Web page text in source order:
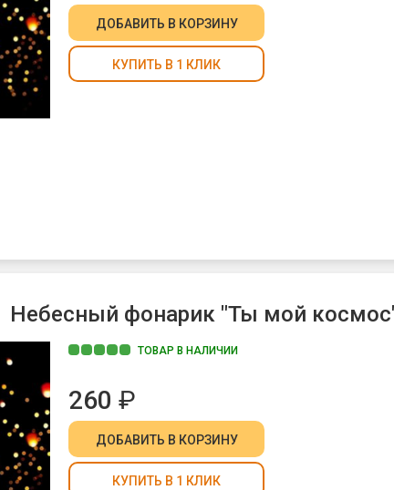
ДОБАВИТЬ В КОРЗИНУ
КУПИТЬ В 1 КЛИК
Небесный фонарик "Ты мой
ТОВАР В НАЛИЧИИ
260 ₽
ДОБАВИТЬ В КОРЗИНУ
КУПИТЬ В 1 КЛИК